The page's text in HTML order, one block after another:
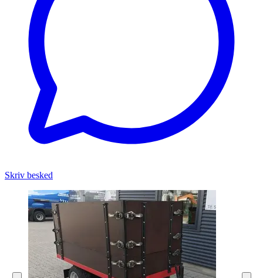
Skriv besked